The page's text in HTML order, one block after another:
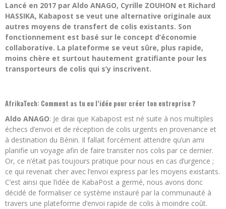
Lancé en 2017 par Aldo ANAGO, Cyrille ZOUHON et Richard
HASSIKA, Kabapost se veut une alternative originale aux
autres moyens de transfert de colis existants. Son
fonctionnement est basé sur le concept d’économie
collaborative. La plateforme se veut sûre, plus rapide,
moins chère et surtout hautement gratifiante pour les
transporteurs de colis qui s’y inscrivent.
AfrikaTech: Comment as tu eu l’idée pour créer ton entreprise ?
Aldo ANAGO: Je dirai que Kabapost est né suite à nos multiples
échecs d’envoi et de réception de colis urgents en provenance et
à destination du Bénin. Il fallait forcément attendre qu’un ami
planifie un voyage afin de faire transiter nos colis par ce dernier.
Or, ce n’était pas toujours pratique pour nous en cas d’urgence ;
ce qui revenait cher avec l’envoi express par les moyens existants.
C’est ainsi que l’idée de KabaPost a germé, nous avons donc
décidé de formaliser ce système instauré par la communauté à
travers une plateforme d’envoi rapide de colis à moindre coût.